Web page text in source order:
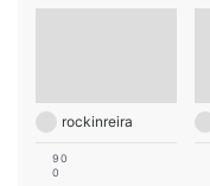
rockinreira
90
0